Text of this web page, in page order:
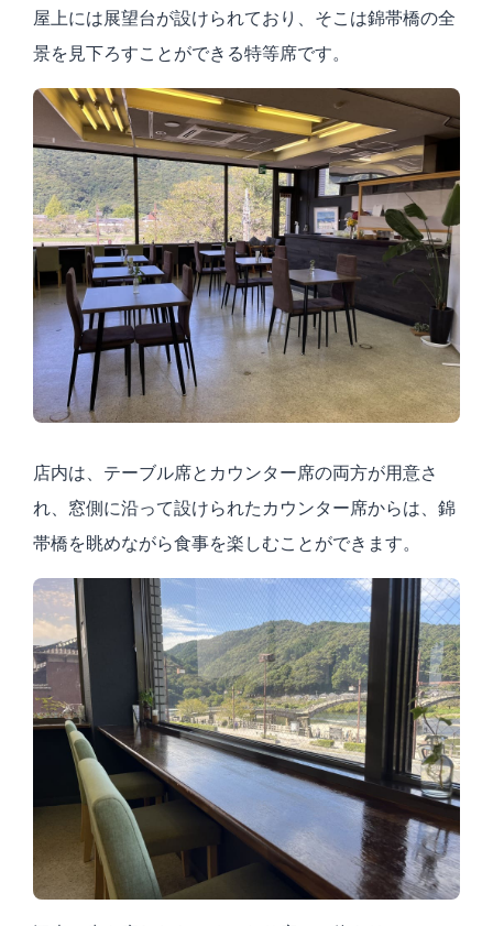
屋上には展望台が設けられており、そこは錦帯橋の全
景を見下ろすことができる特等席です。
店内は、テーブル席とカウンター席の両方が用意さ
れ、窓側に沿って設けられたカウンター席からは、錦
帯橋を眺めながら食事を楽しむことができます。